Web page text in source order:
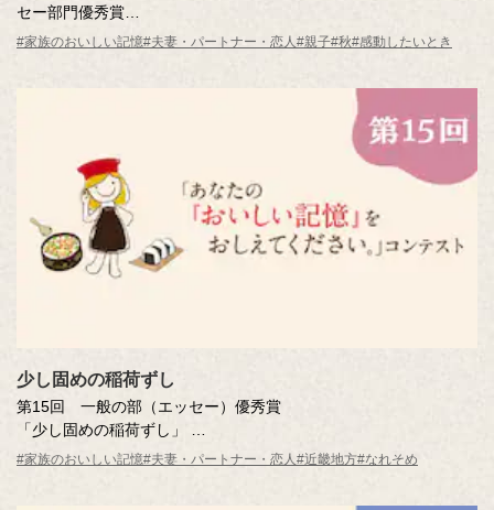
セー部門優秀賞
彼らの食卓
#家族のおいしい記憶#夫妻・パートナー・恋人#親子#秋#感動したいとき
少し固めの稲荷ずし
第15回 一般の部（エッセー）優秀賞
「少し固めの稲荷ずし」
櫻井 俊甫さん（大阪府・89歳）
#家族のおいしい記憶#夫妻・パートナー・恋人 #近畿地方#なれそめ